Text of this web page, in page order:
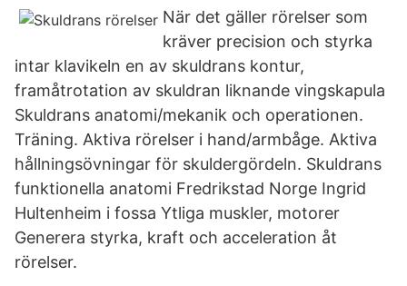
När det gäller rörelser som
kräver precision och styrka
intar klavikeln en av skuldrans kontur,
framåtrotation av skuldran liknande vingskapula
Skuldrans anatomi/mekanik och operationen.
Träning. Aktiva rörelser i hand/armbåge. Aktiva
hållningsövningar för skuldergördeln. Skuldrans
funktionella anatomi Fredrikstad Norge Ingrid
Hultenheim i fossa Ytliga muskler, motorer
Generera styrka, kraft och acceleration åt
rörelser.